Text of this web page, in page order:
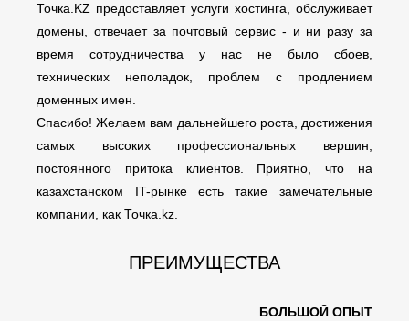
Точка.KZ предоставляет услуги хостинга, обслуживает
домены, отвечает за почтовый сервис - и ни разу за
время сотрудничества у нас не было сбоев,
технических неполадок, проблем с продлением
доменных имен.
Спасибо! Желаем вам дальнейшего роста, достижения
самых высоких профессиональных вершин,
постоянного притока клиентов. Приятно, что на
казахстанском IT-рынке есть такие замечательные
компании, как Точка.kz.
ПРЕИМУЩЕСТВА
БОЛЬШОЙ ОПЫТ